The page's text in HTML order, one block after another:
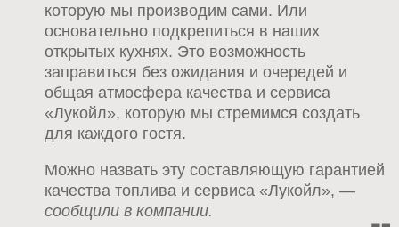
которую мы производим сами. Или
основательно подкрепиться в наших
открытых кухнях. Это возможность
заправиться без ожидания и очередей и
общая атмосфера качества и сервиса
«Лукойл», которую мы стремимся создать
для каждого гостя.
Можно назвать эту составляющую гарантией
качества топлива и сервиса «Лукойл», —
сообщили в компании.